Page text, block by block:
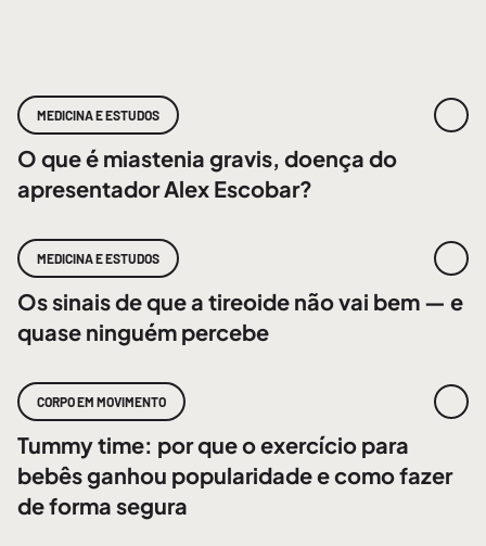
MEDICINA E ESTUDOS
O que é miastenia gravis, doença do
apresentador Alex Escobar?
MEDICINA E ESTUDOS
Os sinais de que a tireoide não vai bem — e
quase ninguém percebe
CORPO EM MOVIMENTO
Tummy time: por que o exercício para
bebês ganhou popularidade e como fazer
de forma segura